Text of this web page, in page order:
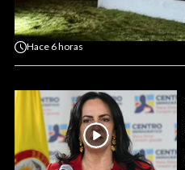
Hace 6 horas